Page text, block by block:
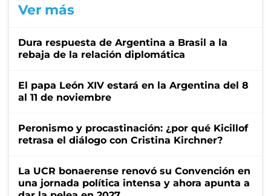
Ver más
Dura respuesta de Argentina a Brasil a la
rebaja de la relación diplomática
El papa León XIV estará en la Argentina del 8
al 11 de noviembre
Peronismo y procastinación: ¿por qué Kicillof
retrasa el diálogo con Cristina Kirchner?
La UCR bonaerense renovó su Convención en
una jornada política intensa y ahora apunta a